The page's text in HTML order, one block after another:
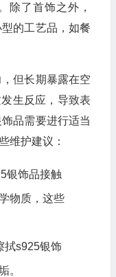
除了首饰之外，
的工艺品，如餐
但长期暴露在空
生反应，导致表
品需要进行适当
维护建议：
银饰品接触
物质，这些
拭s925银饰
。